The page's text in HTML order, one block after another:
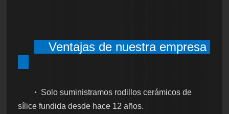
Ventajas de nuestra empresa
· Solo suministramos rodillos cerámicos de
sílice fundida desde hace 12 años.